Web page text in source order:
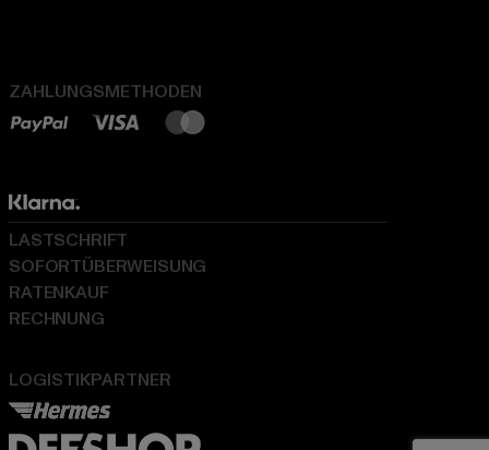
ZAHLUNGSMETHODEN
LOGISTIKPARTNER
LASTSCHRIFT
SOFORTÜBERWEISUNG
RATENKAUF
RECHNUNG